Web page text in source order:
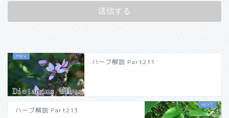
ハーブ解説 Part211
ハーブ解説 Part213